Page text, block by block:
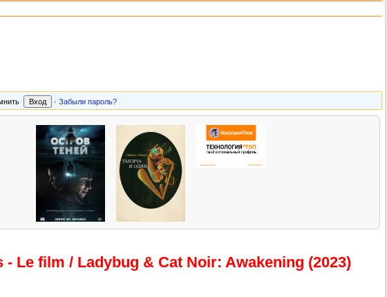
· Забыли пароль?
film / Ladybug & Cat Noir: Awakening (2023)